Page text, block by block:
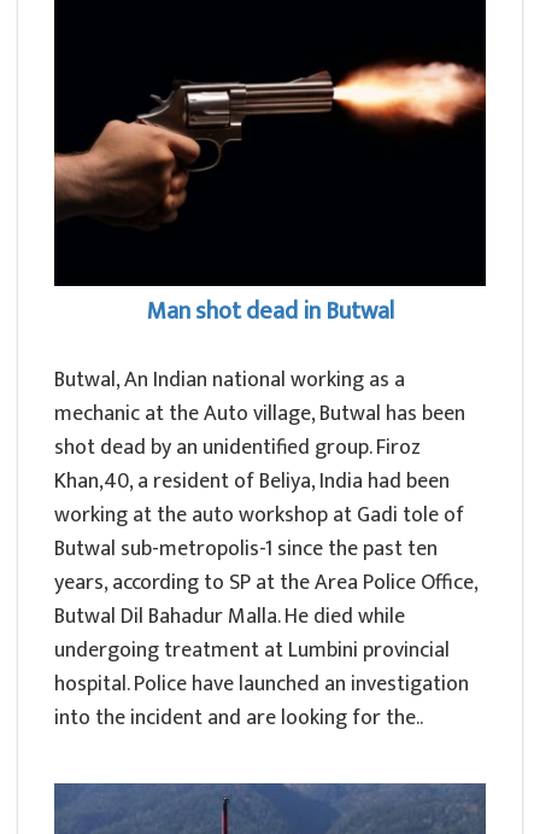
Man shot dead in Butwal
Butwal, An Indian national working as a
mechanic at the Auto village, Butwal has been
shot dead by an unidentified group. Firoz
Khan,40, a resident of Beliya, India had been
working at the auto workshop at Gadi tole of
Butwal sub-metropolis-1 since the past ten
years, according to SP at the Area Police Office,
Butwal Dil Bahadur Malla. He died while
undergoing treatment at Lumbini provincial
hospital. Police have launched an investigation
into the incident and are looking for the..